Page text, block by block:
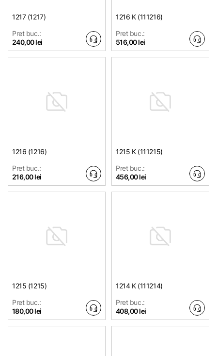
1217 (1217)
Pret buc.:
240,00 lei
1216 K (111216)
Pret buc.:
516,00 lei
1216 (1216)
Pret buc.:
216,00 lei
1215 K (111215)
Pret buc.:
456,00 lei
1215 (1215)
Pret buc.:
180,00 lei
1214 K (111214)
Pret buc.:
408,00 lei